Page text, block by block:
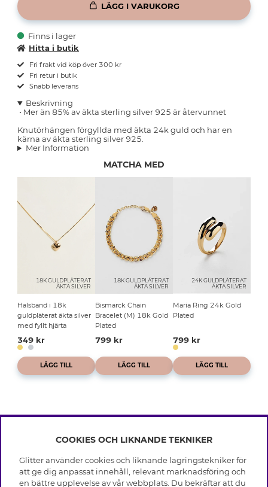
LÄGG I VARUKORG
Finns i lager
Hitta i butik
Fri frakt vid köp över 300 kr
Fri retur i butik
Snabb leverans
Beskrivning
• Mer än 85% av äkta sterling silver 925 är återvunnet
Knutörhängen förgyllda med äkta 24k guld och har en
kärna av äkta sterling silver 925.
Mer Information
MATCHA MED
18K GULDPLÄTERAT
ÄKTA SILVER
Halsband i 18k
guldpläterat äkta silver
med fyllt hjärta
349 kr
LÄGG TILL
18K GULDPLÄTERAT
ÄKTA SILVER
Bismarck Chain
Bracelet (M) 18k Gold
Plated
799 kr
LÄGG TILL
24K GULDPLÄTERAT
ÄKTA SILVER
Maria Ring 24k Gold
Plated
799 kr
LÄGG TILL
INFO
Leverans
Villkor
OM GLITTER
COOKIES OCH LIKNANDE TEKNIKER
Glitter använder cookies och liknande lagringstekniker för
att ge dig anpassat innehåll, relevant marknadsföring och
en bättre upplevelse av vår webbplats. Du bekräftar att du